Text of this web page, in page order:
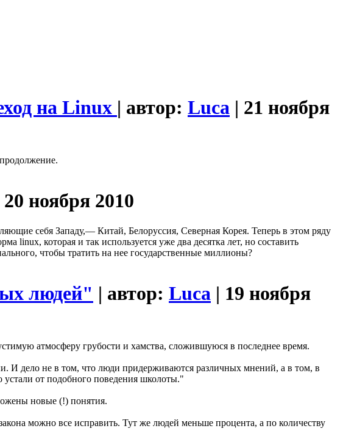
на Linux | автор: Luca | 21 ноября
20 ноября 2010
себя Западу,— Китай, Белоруссия, Северная Корея. Теперь в этом ряду
которая и так используется уже два десятка лет, но составить
чтобы тратить на нее государственные миллионы?
людей" | автор: Luca | 19 ноября
атмосферу грубости и хамства, сложившуюся в последнее время.
И дело не в том, что люди придерживаются различных мнений, а в том, в
устали от подобного поведения школоты."
новые (!) понятия.
можно все исправить. Тут же людей меньше процента, а по количеству